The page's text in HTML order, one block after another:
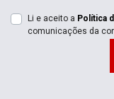
Li e aceito a Política
comunicações da